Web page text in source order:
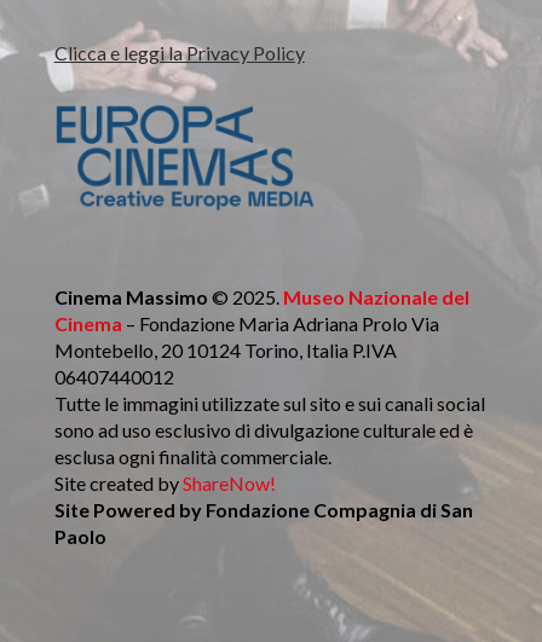
Clicca e leggi la Privacy Policy
Cinema Massimo © 2025. Museo Nazionale del
Cinema – Fondazione Maria Adriana Prolo Via
Montebello, 20 10124 Torino, Italia P.IVA
06407440012
Tutte le immagini utilizzate sul sito e sui canali social
sono ad uso esclusivo di divulgazione culturale ed è
esclusa ogni finalità commerciale.
Site created byShareNow!
Site Powered by Fondazione Compagnia di San
Paolo